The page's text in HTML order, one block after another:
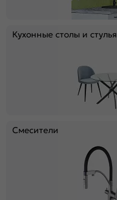
Кухонные столы и стулья
Смесители